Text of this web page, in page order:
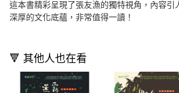
這本書精彩呈現了張友漁的獨特視角，內容引
深厚的文化底蘊，非常值得一讀！
🔻 其他人也在看